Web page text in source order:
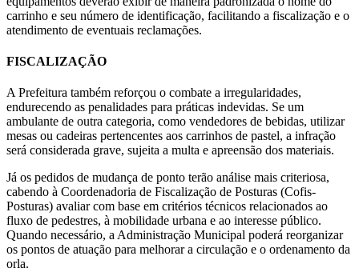
carrinho e seu número de identificação, facilitando a fiscalização e o
atendimento de eventuais reclamações.
FISCALIZAÇÃO
A Prefeitura também reforçou o combate a irregularidades,
endurecendo as penalidades para práticas indevidas. Se um
ambulante de outra categoria, como vendedores de bebidas, utilizar
mesas ou cadeiras pertencentes aos carrinhos de pastel, a infração
será considerada grave, sujeita a multa e apreensão dos materiais.
Já os pedidos de mudança de ponto terão análise mais criteriosa,
cabendo à Coordenadoria de Fiscalização de Posturas (Cofis-
Posturas) avaliar com base em critérios técnicos relacionados ao
fluxo de pedestres, à mobilidade urbana e ao interesse público.
Quando necessário, a Administração Municipal poderá reorganizar
os pontos de atuação para melhorar a circulação e o ordenamento da
orla.